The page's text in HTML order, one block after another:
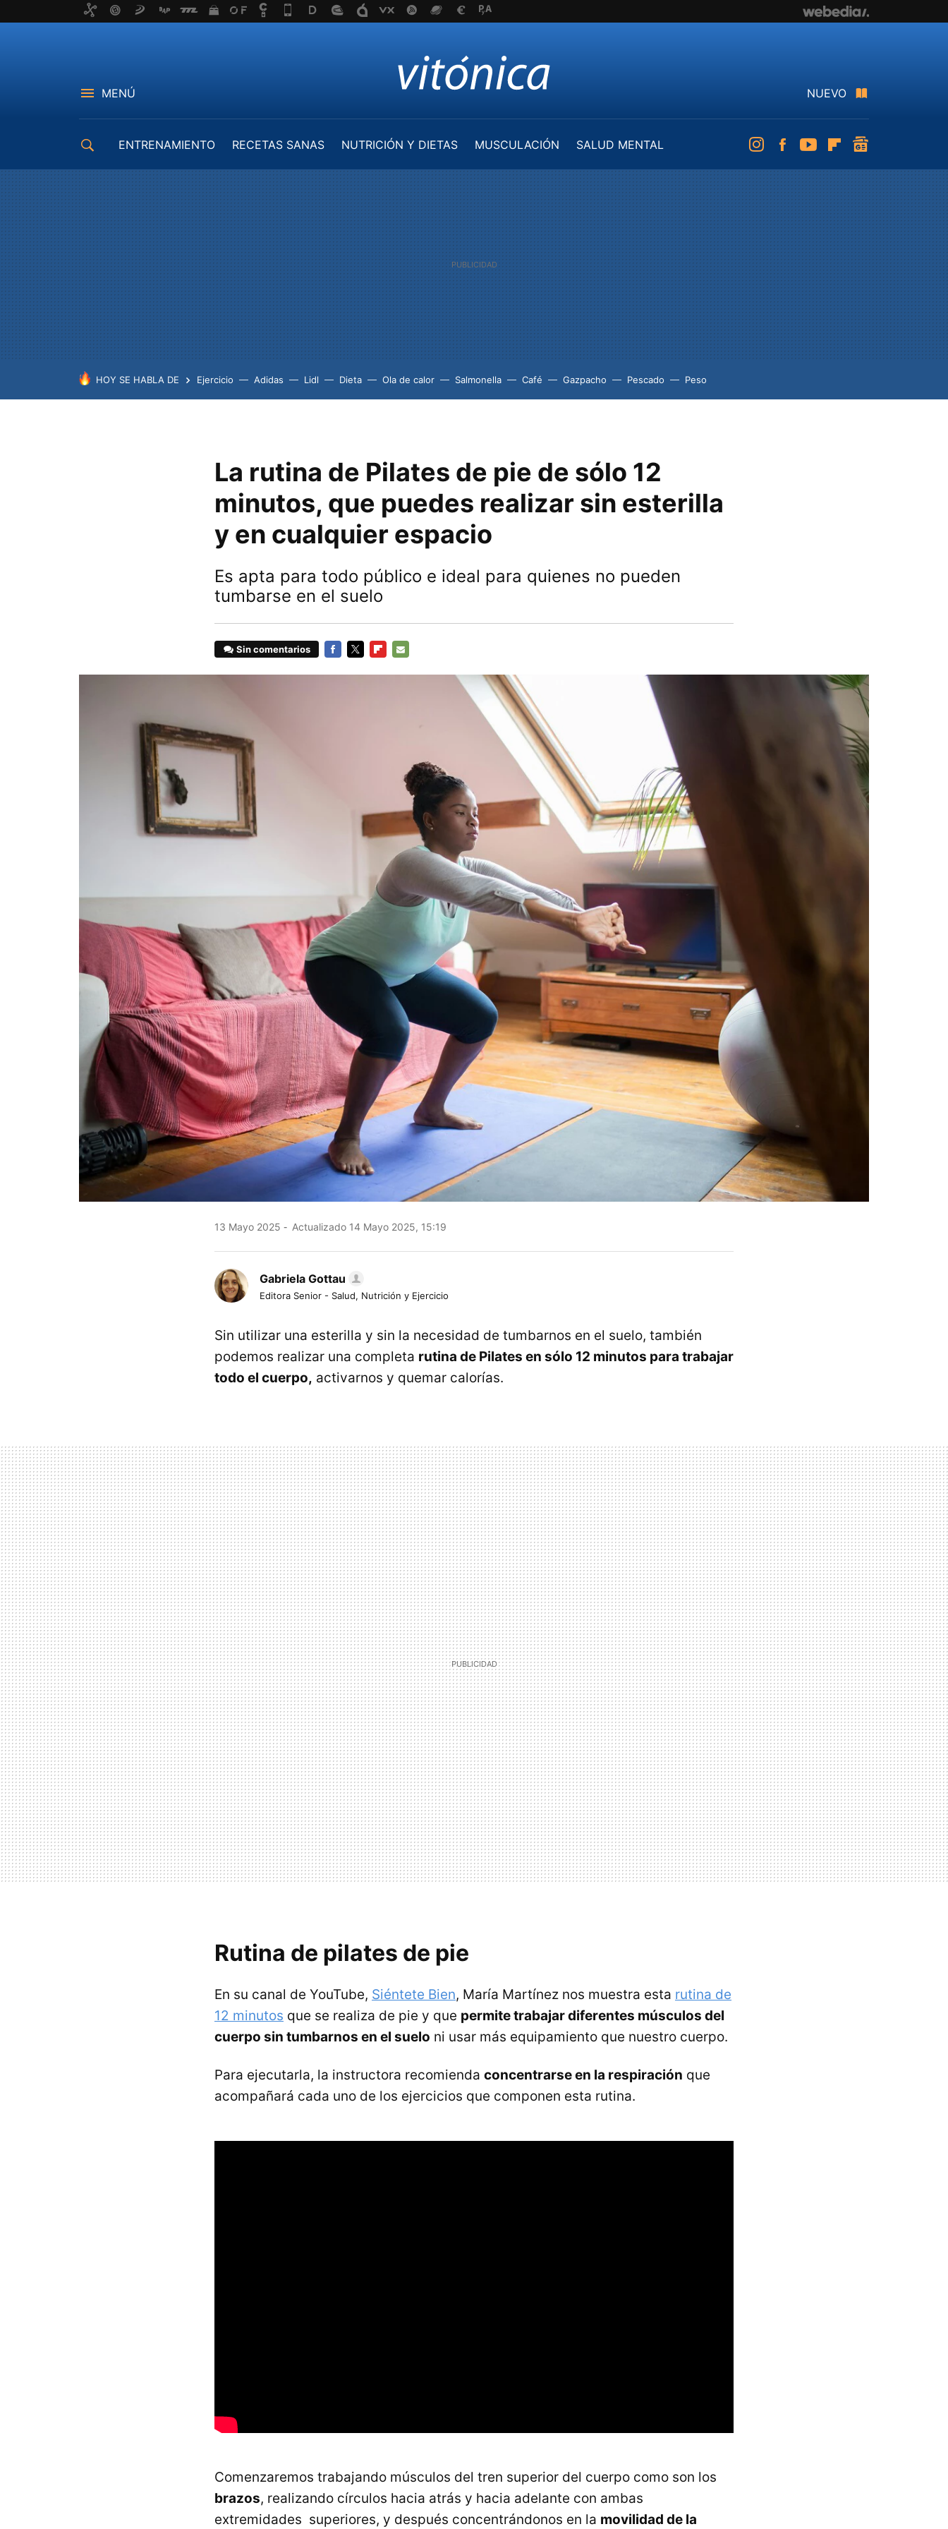
MENÚ NUEVO
ENTRENAMIENTO RECETAS SANAS NUTRICIÓN Y DIETAS MUSCULACIÓN
SALUD MENTAL
InstagramFacebookYoutubeFlipboard
HOY SE HABLA DE Ejercicio Adidas Lidl Dieta Ola de calor Salmonella Café Gazpacho Pescado Peso
La rutina de Pilates de pie de sólo 12
minutos, que puedes realizar sin esterilla
y en cualquier espacio
Es apta para todo público e ideal para quienes no pueden
tumbarse en el suelo
Sin comentarios
13 Mayo 2025 Actualizado 14 Mayo 2025, 15:19
Gabriela Gottau
Editora Senior - Salud, Nutrición y Ejercicio
Sin utilizar una esterilla y sin la necesidad de tumbarnos en el suelo, también
podemos realizar una completa rutina de Pilates en sólo 12 minutos para trabajar
todo el cuerpo, activarnos y quemar calorías.
Rutina de pilates de pie
En su canal de YouTube, Siéntete Bien, María Martínez nos muestra esta rutina de
12 minutos que se realiza de pie y que permite trabajar diferentes músculos del
cuerpo sin tumbarnos en el suelo ni usar más equipamiento que nuestro cuerpo.
Para ejecutarla, la instructora recomienda concentrarse en la respiración que
acompañará cada uno de los ejercicios que componen esta rutina.
Comenzaremos trabajando músculos del tren superior del cuerpo como son los
brazos, realizando círculos hacia atrás y hacia adelante con ambas
extremidades superiores, y después concentrándonos en la movilidad de la